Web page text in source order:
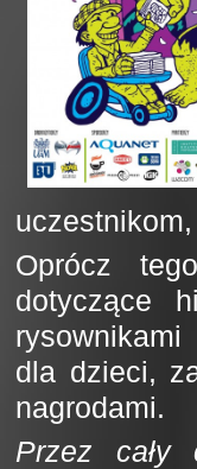
Oprócz
dotyczące
dla dzieci,
nagrodami.
Przez